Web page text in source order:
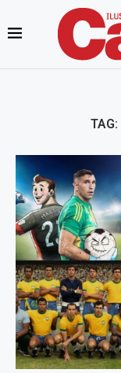
TAG: